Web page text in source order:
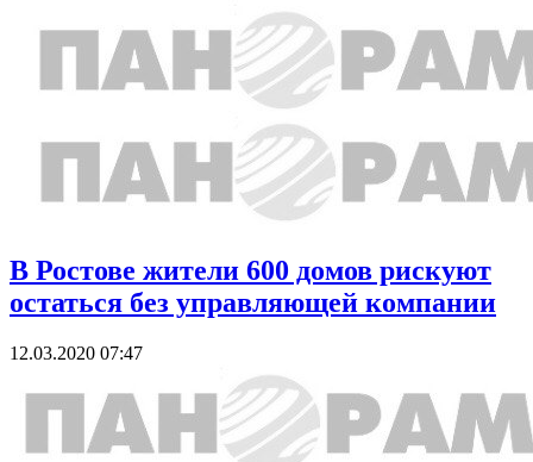
В Ростове жители 600 домов рискуют
остаться без управляющей компании
12.03.2020 07:47